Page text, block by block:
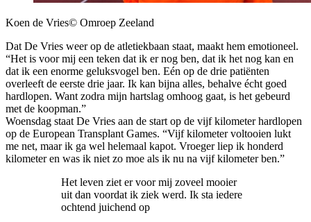
Koen de Vries© Omroep Zeeland
Dat De Vries weer op de atletiekbaan staat, maakt hem emotioneel.
“Het is voor mij een teken dat ik er nog ben, dat ik het nog kan en
dat ik een enorme geluksvogel ben. Eén op de drie patiënten
overleeft de eerste drie jaar. Ik kan bijna alles, behalve écht goed
hardlopen. Want zodra mijn hartslag omhoog gaat, is het gebeurd
met de koopman.”
Woensdag staat De Vries aan de start op de vijf kilometer hardlopen
op de European Transplant Games. “Vijf kilometer voltooien lukt
me net, maar ik ga wel helemaal kapot. Vroeger liep ik honderd
kilometer en was ik niet zo moe als ik nu na vijf kilometer ben.”
Het leven ziet er voor mij zoveel mooier
uit dan voordat ik ziek werd. Ik sta iedere
ochtend juichend op